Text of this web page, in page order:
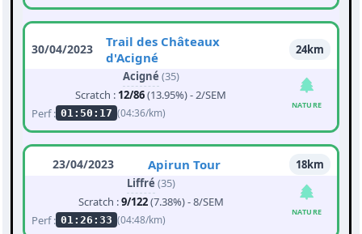
30/04/2023
Trail des Châteaux
d'Acigné
24km
Acigné (35)
Scratch : 12/86(13.95%) - 2/SEM
Perf : 01:50:17 (04:36/km)
NATURE
23/04/2023 Apirun Tour
18km
Liffré (35)
Scratch :9/122(7.38%) - 8/SEM
Perf : 01:26:33 (04:48/km)
NATURE